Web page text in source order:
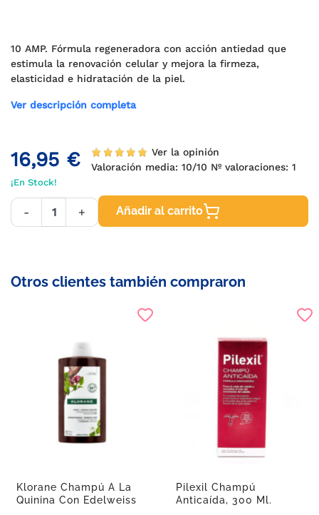
10 AMP. Fórmula regeneradora con acción antiedad que
estimula la renovación celular y mejora la firmeza,
elasticidad e hidratación de la piel.
Ver descripción completa
16,95 €
Ver la opinión
Valoración media: 10/10 Nº valoraciones: 1
¡En Stock!
- + Añadir al carrito
Otros clientes también compraron
Klorane Champú A La
Quinina Con Edelweiss
Pilexil Champú
Anticaída, 300 Ml.